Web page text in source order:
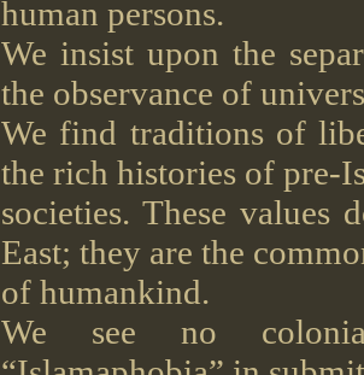
human persons.
We insist upon the
the observance of
We find traditions of
the rich histories of pre-
societies. These values
East; they are the
of humankind.
We see no